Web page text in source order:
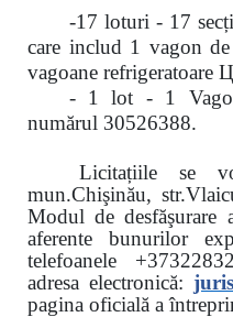
-17 loturi - 17
care includ 1 vagon
vagoane refrigeratoare
- 1 lot - 1
numărul 30526388.
Licitațiile se
mun.Chişinău,
Modul de desfăşurare
aferente bunurilor
telefoanele
adresa electronică:
pagina oficială a